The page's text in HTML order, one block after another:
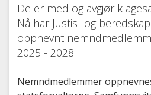
De er med og avgjør
Nå har Justis- og
oppnevnt
2025 - 2028.
Nemndmedlemmer